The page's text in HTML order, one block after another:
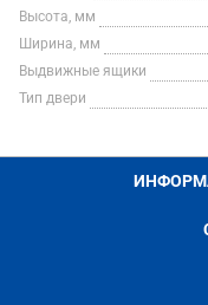
Высота, мм
Ширина, мм
Выдвижные ящики
Тип двери